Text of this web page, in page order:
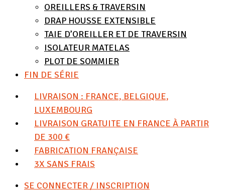
OREILLERS & TRAVERSIN
DRAP HOUSSE EXTENSIBLE
TAIE D’OREILLER ET DE TRAVERSIN
ISOLATEUR MATELAS
PLOT DE SOMMIER
FIN DE SÉRIE
LIVRAISON : FRANCE, BELGIQUE,
LUXEMBOURG
LIVRAISON GRATUITE EN FRANCE À PARTIR
DE 300 €
FABRICATION FRANÇAISE
3X SANS FRAIS
SE CONNECTER / INSCRIPTION